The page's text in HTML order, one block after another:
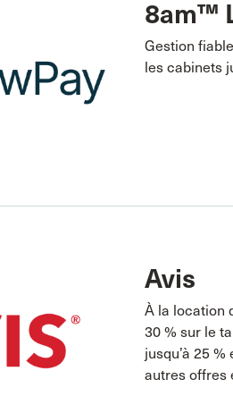
8am™
Gestion
les cabinets
Avis
À la location
30 % sur le
jusqu’à 25
autres offres